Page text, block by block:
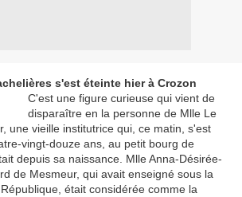
s'est éteinte hier à Crozon
C'est une figure curieuse qui vient de
disparaître en la personne de Mlle Le
une vieille institutrice qui, ce matin, s'est
vingt-douze ans, au petit bourg de
depuis sa naissance. Mlle Anna-Désirée-
de Mesmeur, qui avait enseigné sous la
était considérée comme la